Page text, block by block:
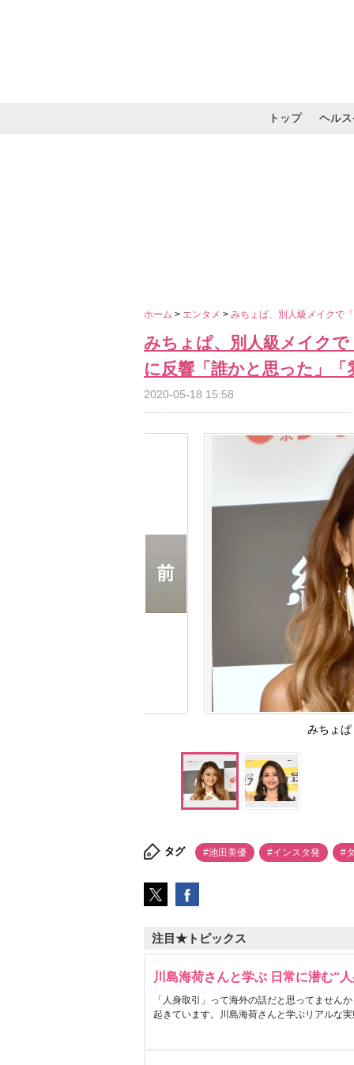
トップ ヘル
ホーム > エンタメ > みちょぱ、別人級メイクで
みちょぱ、別人級メイク
に反響「誰かと思った」「
2020-05-18 15:58
みちょ
タグ #池田美優 #インスタ発 #
注目★トピックス
川島海荷さんと学ぶ 日常に潜む“
「人身取引」って海外の話だと思ってません
起きています。川島海荷さんと学ぶリアルな